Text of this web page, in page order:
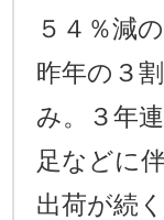
５４％減
昨年の３
み。３年
足などに
出荷が続